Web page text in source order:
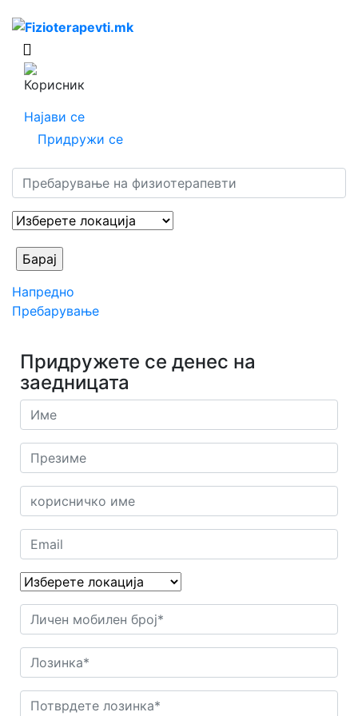
Најави се
Придружи се
Напредно
Пребарување
Придружете се денес на
заедницата